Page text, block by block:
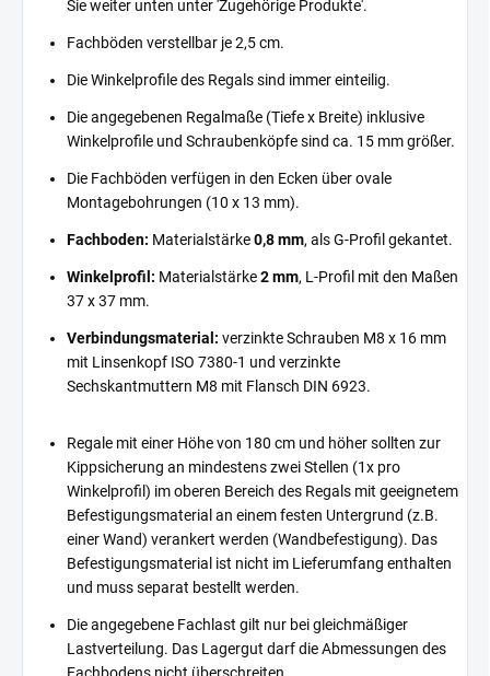
Sie weiter unten unter 'Zugehörige Produkte'.
Fachböden verstellbar je 2,5 cm.
Die Winkelprofile des Regals sind immer einteilig.
Die angegebenen Regalmaße (Tiefe x Breite) inklusive
Winkelprofile und Schraubenköpfe sind ca. 15 mm größer.
Die Fachböden verfügen in den Ecken über ovale
Montagebohrungen (10 x 13 mm).
Fachboden: Materialstärke0,8 mm, als G-Profil gekantet.
Winkelprofil: Materialstärke2 mm, L-Profil mit den Maßen
37 x 37 mm.
Verbindungsmaterial: verzinkte Schrauben M8 x 16 mm
mit Linsenkopf ISO 7380-1 und verzinkte
Sechskantmuttern M8 mit Flansch DIN 6923.
Regale mit einer Höhe von 180 cm und höher sollten zur
Kippsicherung an mindestens zwei Stellen (1x pro
Winkelprofil) im oberen Bereich des Regals mit geeignetem
Befestigungsmaterial an einem festen Untergrund (z.B.
einer Wand) verankert werden (Wandbefestigung). Das
Befestigungsmaterial ist nicht im Lieferumfang enthalten
und muss separat bestellt werden.
Die angegebene Fachlast gilt nur bei gleichmäßiger
Lastverteilung. Das Lagergut darf die Abmessungen des